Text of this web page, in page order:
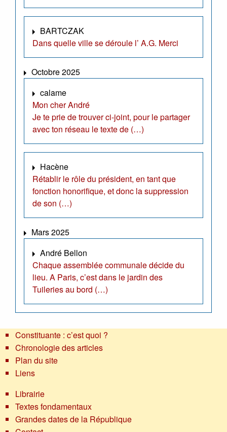
BARTCZAK
Dans quelle ville se déroule l’ A.G. Merci
Octobre 2025
calame
Mon cher André
Je te prie de trouver ci-joint, pour le partager
avec ton réseau le texte de (…)
Hacène
Rétablir le rôle du président, en tant que
fonction honorifique, et donc la suppression
de son (…)
Mars 2025
André Bellon
Chaque assemblée communale décide du
lieu. A Paris, c’est dans le jardin des
Tuileries au bord (…)
Constituante : c’est quoi ?
Chronologie des articles
Plan du site
Liens
Librairie
Textes fondamentaux
Grandes dates de la République